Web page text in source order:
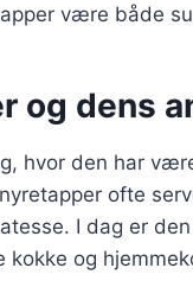
være både
og dens
hvor den har
ofte
I dag er
og